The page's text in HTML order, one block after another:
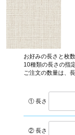
お好みの長さと枚
10種類の長さの指
ご注文の数量は、
① 長さ
② 長さ